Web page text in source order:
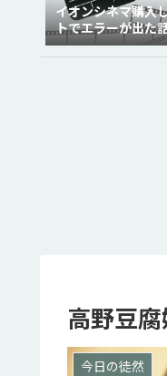
イオンシネマ購入
トでエラーが出た
高野豆
今日の徒然